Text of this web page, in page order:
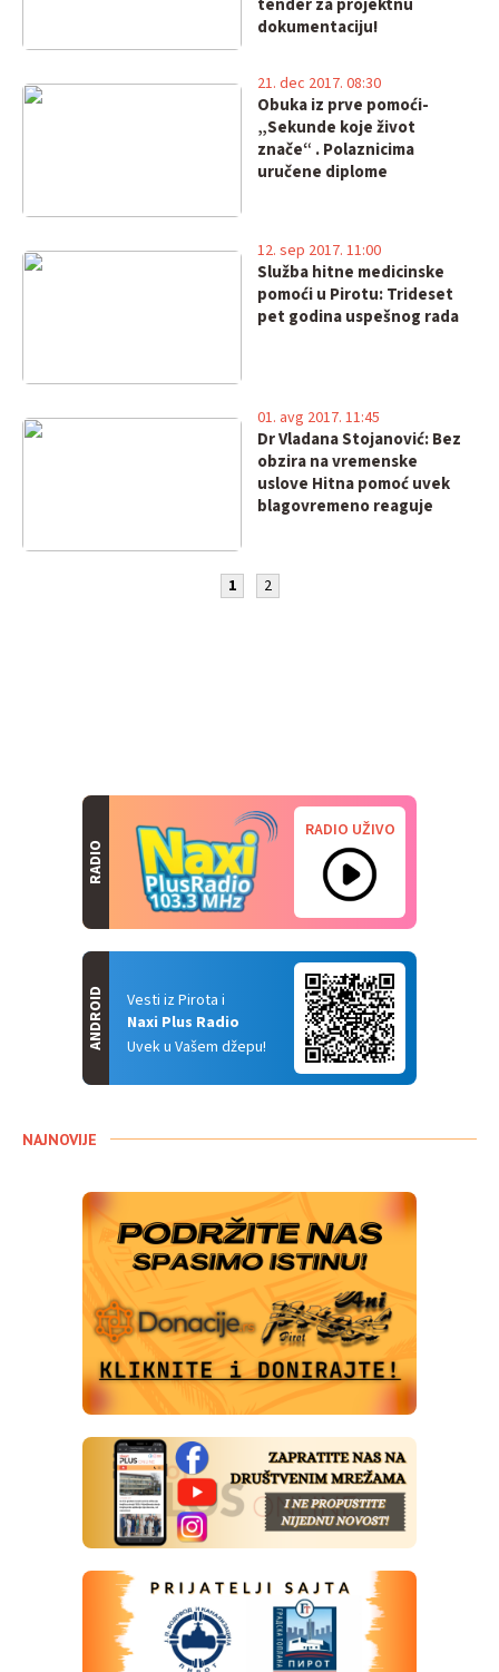
tender za projektnu
dokumentaciju!
Obuka iz prve pomoći-
„Sekunde koje život
znače“ . Polaznicima
uručene diplome
21. dec 2017. 08:30
Služba hitne medicinske
pomoći u Pirotu: Trideset
pet godina uspešnog rada
12. sep 2017. 11:00
Dr Vladana Stojanović: Bez
obzira na vremenske
uslove Hitna pomoć uvek
blagovremeno reaguje
01. avg 2017. 11:45
1 2
RADIO
RADIO UŽIVO
Vesti iz Pirota i
Naxi Plus Radio
Uvek u Vašem džepu!
ANDROID
NAJNOVIJE